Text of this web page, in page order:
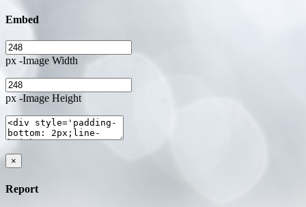
Embed
px -Image Width
px -Image Height
×
Report